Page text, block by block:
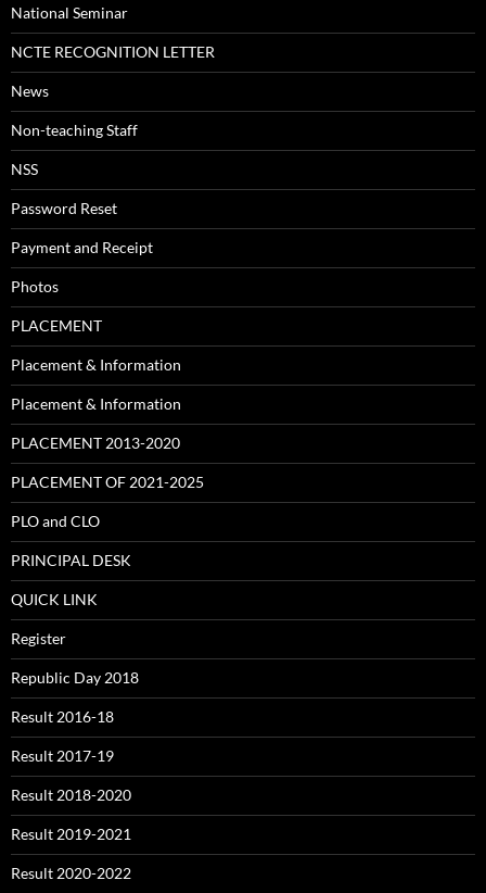
National Seminar
NCTE RECOGNITION LETTER
News
Non-teaching Staff
NSS
Password Reset
Payment and Receipt
Photos
PLACEMENT
Placement & Information
Placement & Information
PLACEMENT 2013-2020
PLACEMENT OF 2021-2025
PLO and CLO
PRINCIPAL DESK
QUICK LINK
Register
Republic Day 2018
Result 2016-18
Result 2017-19
Result 2018-2020
Result 2019-2021
Result 2020-2022